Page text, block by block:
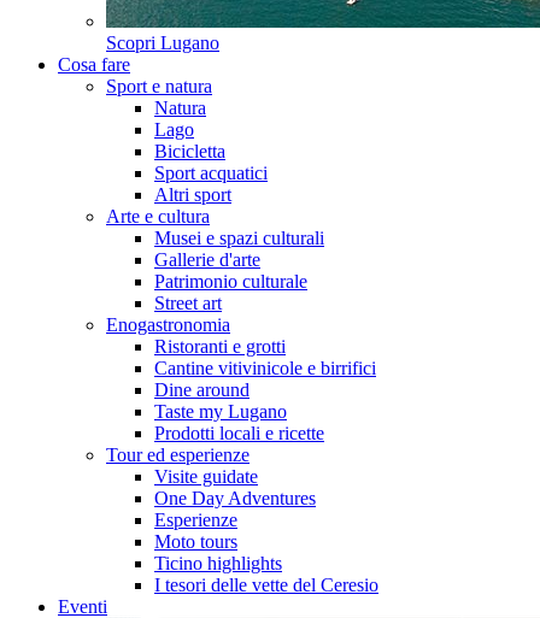
Scopri Lugano
Cosa fare
Sport e natura
Natura
Lago
Bicicletta
Sport acquatici
Altri sport
Arte e cultura
Musei e spazi culturali
Gallerie d'arte
Patrimonio culturale
Street art
Enogastronomia
Ristoranti e grotti
Cantine vitivinicole e birrifici
Dine around
Taste my Lugano
Prodotti locali e ricette
Tour ed esperienze
Visite guidate
One Day Adventures
Esperienze
Moto tours
Ticino highlights
I tesori delle vette del Ceresio
Eventi